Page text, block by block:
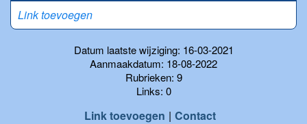
Link toevoegen
Datum laatste wijziging: 16-03-2021
Aanmaakdatum: 18-08-2022
Rubrieken: 9
Links: 0
Link toevoegen Contact